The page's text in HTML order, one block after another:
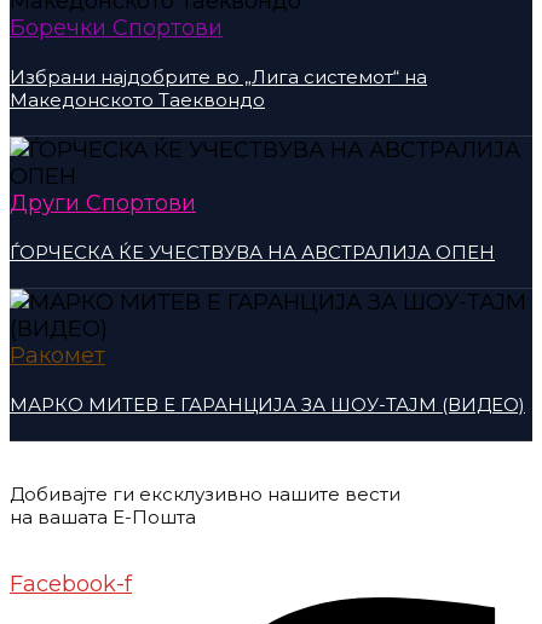
Боречки Спортови
Избрани најдобрите во „Лига системот“ на
Македонското Таеквондо
Други Спортови
ЃОРЧЕСКА ЌЕ УЧЕСТВУВА НА АВСТРАЛИЈА ОПЕН
Ракомет
МАРКО МИТЕВ Е ГАРАНЦИЈА ЗА ШОУ-ТАЈМ (ВИДЕО)
Добивајте ги ексклузивно нашите вести
на вашата Е-Пошта
Facebook-f